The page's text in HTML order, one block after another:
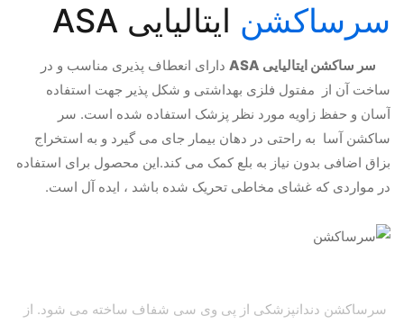
سرساکشن ایتالیایی ASA
سر ساکشن ایتالیایی ASA
دارای انعطاف پذیری مناسب و در
ساخت آن از مفتول فلزی بهداشتی و شکل پذیر جهت استفاده
آسان و حفظ زاویه مورد نظر پزشک استفاده شده است. سر
ساکشن آسا به راحتی در دهان بیمار جای می گیرد و به استخراج
بزاق اضافی بدون نیاز به بلع کمک می کند.این محصول برای استفاده
در مواردی که غشای مخاطی تحریک شده باشد ، ایده آل است.
سرساکشن دندانپزشکی از پی وی سی شفاف ساخته می شود. از